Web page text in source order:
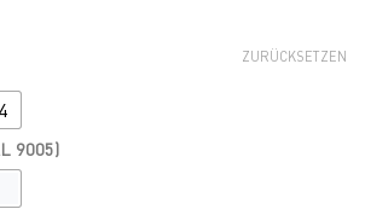
4
9005)
ZURÜCKSETZEN